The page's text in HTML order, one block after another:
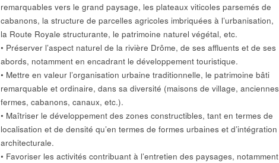
remarquables vers le grand paysage, les plateaux viticoles parsemés de
cabanons, la structure de parcelles agricoles imbriquées à l’urbanisation,
la Route Royale structurante, le patrimoine naturel végétal, etc.
• Préserver l’aspect naturel de la rivière Drôme, de ses affluents et de ses
abords, notamment en encadrant le développement touristique.
• Mettre en valeur l’organisation urbaine traditionnelle, le patrimoine bâti
remarquable et ordinaire, dans sa diversité (maisons de village, anciennes
fermes, cabanons, canaux, etc.).
• Maîtriser le développement des zones constructibles, tant en termes de
localisation et de densité qu’en termes de formes urbaines et d’intégration
architecturale.
• Favoriser les activités contribuant à l’entretien des paysages, notamment